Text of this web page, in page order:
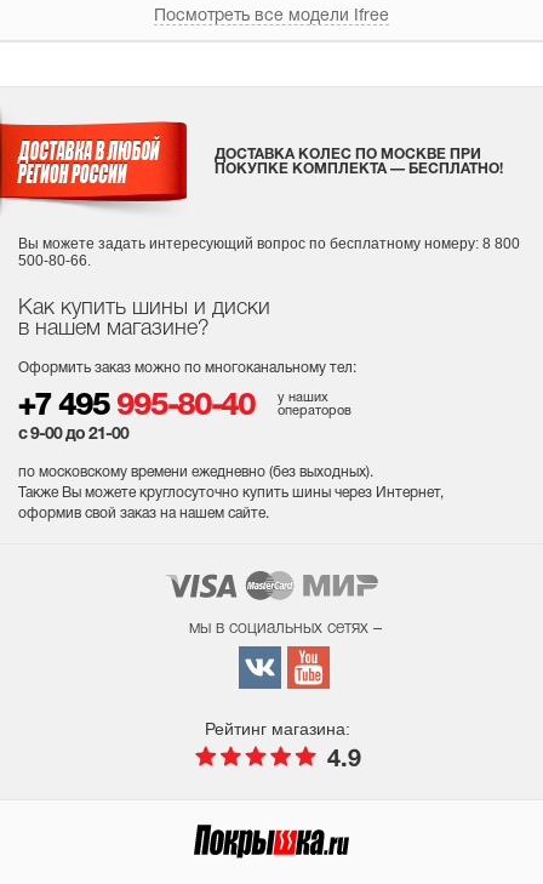
Посмотреть все модели Ifree
Как купить шины и диски
в нашем магазине?
Оформить заказ можно по многоканальному тел:
+7 495 995-80-40
у наших
операторов
с 9-00 до 21-00
по московскому времени ежедневно (без выходных).
Также Вы можете круглосуточно купить шины через Интернет,
оформив свой заказ на нашем сайте.
ДОСТАВКА КОЛЕС ПО МОСКВЕ ПРИ
ПОКУПКЕ КОМПЛЕКТА — БЕСПЛАТНО!
Вы можете задать интересующий вопрос по бесплатному номеру: 8 800
500-80-66.
мы в социальных сетях –
Рейтинг магазина:
4.9